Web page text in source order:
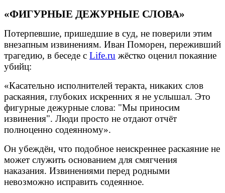
«ФИГУРНЫЕ ДЕЖУРНЫЕ СЛОВА»
Потерпевшие, пришедшие в суд, не поверили этим
внезапным извинениям. Иван Поморен, переживший
трагедию, в беседе с Life.ru жёстко оценил покаяние
убийц:
«Касательно исполнителей теракта, никаких слов
раскаяния, глубоких искренних я не услышал. Это
фигурные дежурные слова: "Мы приносим
извинения". Люди просто не отдают отчёт
полноценно содеянному».
Он убеждён, что подобное неискреннее раскаяние не
может служить основанием для смягчения
наказания. Извинениями перед родными
невозможно исправить содеянное.